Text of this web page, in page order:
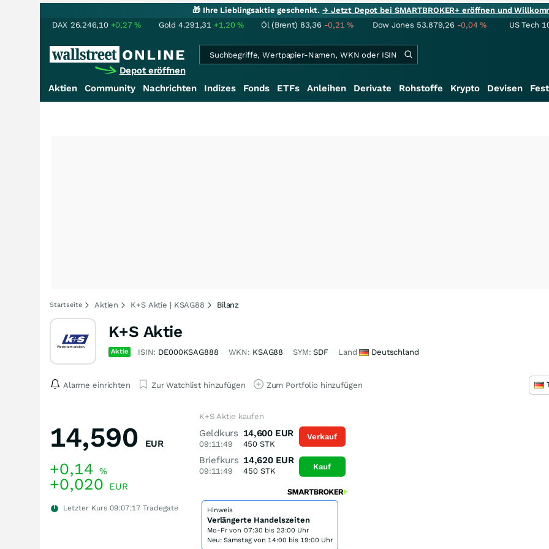
🎁 Ihre Lieblingsaktie geschenkt.→ Jetzt Depot bei SMARTBROKER+ eröffnen und
DAX 26.246,10 +0,27% Gold 4.291,31 +1,20% Öl (Brent) 83,36 -0,21% Dow Jones 53.879,26 -0,04% US Tech
Depot eröffnen
Aktien Community Nachrichten Indizes Fonds ETFs Anleihen Derivate Rohstoffe Krypto Devisen
Startseite Aktien K+S Aktie | KSAG88 Bilanz
K+S Aktie
Aktie ISIN: DE000KSAG888 WKN: KSAG88 SYM:SDF Land Deutschland
Alarme einrichten Zur Watchlist hinzufügen Zum Portfolio hinzufügen
14,590 EUR
+0,14 %
+0,020 EUR
Letzter Kurs 09:07:17 Tradegate
K+S Aktie kaufen
Geldkurs
09:11:49
14,600 EUR
450 STK
Briefkurs
09:11:49
14,620 EUR
450STK
Verkauf
Kauf
Hinweis
Verlängerte Handelszeiten
Mo-Fr von 07:30 bis 23:00 Uhr
Neu: Samstag von 14:00 bis 19:00 Uhr